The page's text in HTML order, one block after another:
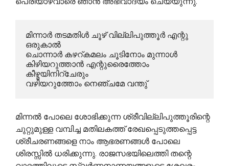
മിന്നാര്‍ തടമതിള്‍ ചൂഴ് വില്ലിപുത്തൂര്‍ എന്റു
ഒരുകാല്‍
ചൊന്നാര്‍ കഴറ്‍കമലം ചൂടിനോം മുന്നാള്‍
കിഴിയറുത്താന്‍ എന്റുരൈത്തോം
കീഴ്മയിനിറ്ചേരും
വഴിയറുത്തോം നെഞ്ചമേ വന്തു്
മിന്നല്‍ പോലെ ശോഭിക്കുന്ന ശ്രീവില്ലിപുത്തൂരിന്റെ
ചുറ്റുമുള്ള വമ്പിച്ച മതിലകത്ത് രേഖപ്പെടുത്തപ്പെട്ട
ശ്രീചരണങ്ങളെ നാം ആഭരണങ്ങള്‍ പോലെ
ശിരസ്സില്‍ ധരിക്കുന്നു. രാജസഭയിലെത്തി തന്റെ